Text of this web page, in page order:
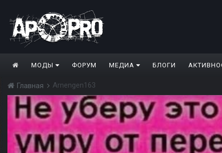
МОДЫ ФОРУМ МЕДИА БЛОГИ
Главная Arnengen163